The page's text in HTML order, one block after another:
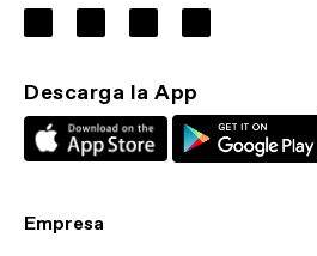
Descarga la App
Empresa